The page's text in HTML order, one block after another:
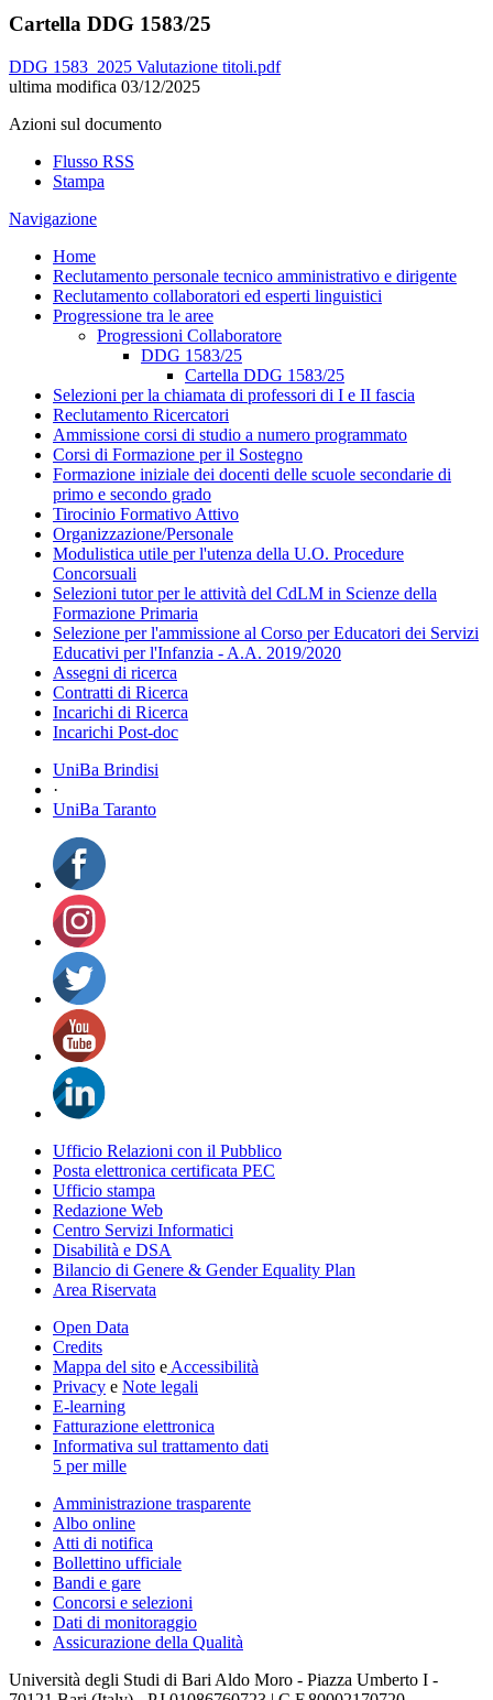
Cartella DDG 1583/25
DDG 1583_2025 Valutazione titoli.pdf
ultima modifica 03/12/2025
Azioni sul documento
Flusso RSS
Stampa
Navigazione
Home
Reclutamento personale tecnico amministrativo e dirigente
Reclutamento collaboratori ed esperti linguistici
Progressione tra le aree
Progressioni Collaboratore
DDG 1583/25
Cartella DDG 1583/25
Selezioni per la chiamata di professori di I e II fascia
Reclutamento Ricercatori
Ammissione corsi di studio a numero programmato
Corsi di Formazione per il Sostegno
Formazione iniziale dei docenti delle scuole secondarie di
primo e secondo grado
Tirocinio Formativo Attivo
Organizzazione/Personale
Modulistica utile per l'utenza della U.O. Procedure
Concorsuali
Selezioni tutor per le attività del CdLM in Scienze della
Formazione Primaria
Selezione per l'ammissione al Corso per Educatori dei Servizi
Educativi per l'Infanzia - A.A. 2019/2020
Assegni di ricerca
Contratti di Ricerca
Incarichi di Ricerca
Incarichi Post-doc
UniBa Brindisi
·
UniBa Taranto
Ufficio Relazioni con il Pubblico
Posta elettronica certificata PEC
Ufficio stampa
Redazione Web
Centro Servizi Informatici
Disabilità e DSA
Bilancio di Genere & Gender Equality Plan
Area Riservata
Open Data
Credits
Mappa del sito e Accessibilità
Privacy e Note legali
E-learning
Fatturazione elettronica
Informativa sul trattamento dati
5 per mille
Amministrazione trasparente
Albo online
Atti di notifica
Bollettino ufficiale
Bandi e gare
Concorsi e selezioni
Dati di monitoraggio
Assicurazione della Qualità
Università degli Studi di Bari Aldo Moro - Piazza Umberto I -